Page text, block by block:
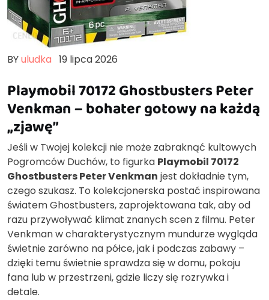
BYuludka 19 lipca 2026
Playmobil 70172 Ghostbusters Peter
Venkman – bohater gotowy na każdą
„zjawę”
Jeśli w Twojej kolekcji nie może zabraknąć kultowych
Pogromców Duchów, to figurka Playmobil 70172
Ghostbusters Peter Venkman jest dokładnie tym,
czego szukasz. To kolekcjonerska postać inspirowana
światem Ghostbusters, zaprojektowana tak, aby od
razu przywoływać klimat znanych scen z filmu. Peter
Venkman w charakterystycznym mundurze wygląda
świetnie zarówno na półce, jak i podczas zabawy –
dzięki temu świetnie sprawdza się w domu, pokoju
fana lub w przestrzeni, gdzie liczy się rozrywka i
detale.